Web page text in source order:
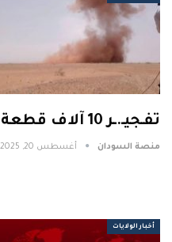
تفـجيـ.ـر 10 آلاف قطعة من مخلفات الحرب
منصة السودان أغسطس 20, 2025
أخبار الولايات